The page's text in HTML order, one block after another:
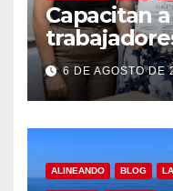
Capacitan
hotelero
humanos y
en Los
6 DE AGOSTO DE
ALINEANDO BLOG